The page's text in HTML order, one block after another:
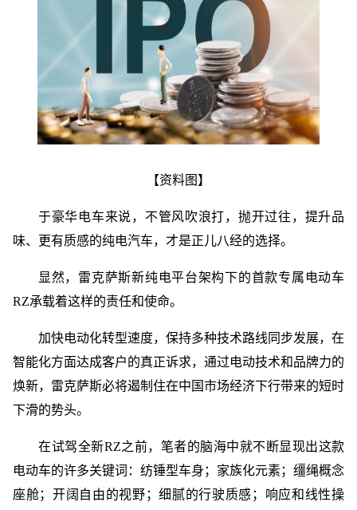
【资料图】
于豪华电车来说，不管风吹浪打，抛开过往，提升品
味、更有质感的纯电汽车，才是正儿八经的选择。
显然，雷克萨斯新纯电平台架构下的首款专属电动车
RZ承载着这样的责任和使命。
加快电动化转型速度，保持多种技术路线同步发展，在
智能化方面达成客户的真正诉求，通过电动技术和品牌力的
焕新，雷克萨斯必将遏制住在中国市场经济下行带来的短时
下滑的势头。
在试驾全新RZ之前，笔者的脑海中就不断显现出这款
电动车的许多关键词：纺锤型车身；家族化元素；缰绳概念
座舱；开阔自由的视野；细腻的行驶质感；响应和线性操